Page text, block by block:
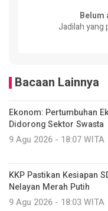
Belum
Jadilah yang
Bacaan Lainnya
Ekonom: Pertumbuhan
Didorong Sektor Swasta
9 Agu 2026 - 18:07 WITA
KKP Pastikan Kesiapan
Nelayan Merah Putih
9 Agu 2026 - 18:03 WITA